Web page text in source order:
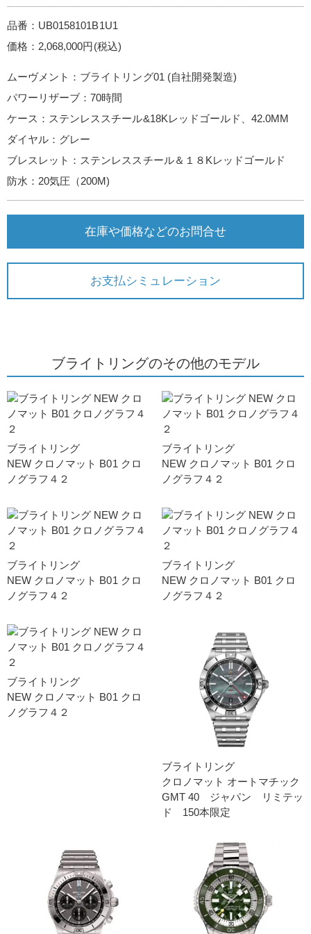
品番：UB0158101B1U1
価格：2,068,000円(税込)
ムーヴメント：ブライトリング01 (自社開発製造)
パワーリザーブ：70時間
ケース：ステンレススチール&18Kレッドゴールド、42.0MM
ダイヤル：グレー
ブレスレット：ステンレススチール＆１８Kレッドゴールド
防水：20気圧（200M)
在庫や価格などのお問合せ
お支払シミュレーション
ブライトリングのその他のモデル
ブライトリング
NEW クロノマット B01 クロ
ノグラフ４２
ブライトリング
NEW クロノマット B01 クロ
ノグラフ４２
ブライトリング
NEW クロノマット B01 クロ
ノグラフ４２
ブライトリング
NEW クロノマット B01 クロ
ノグラフ４２
ブライトリング
NEW クロノマット B01 クロ
ノグラフ４２
ブライトリング
クロノマット オートマチック
GMT 40 ジャパン リミテッ
ド 150本限定